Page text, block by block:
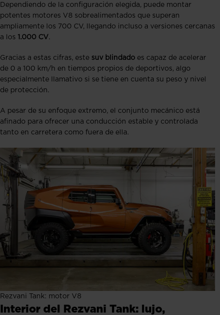
Dependiendo de la configuración elegida, puede montar
potentes motores V8 sobrealimentados que superan
ampliamente los 700 CV, llegando incluso a versiones cercanas
a los 1.000 CV.
Gracias a estas cifras, este suv blindado es capaz de acelerar
de 0 a 100 km/h en tiempos propios de deportivos, algo
especialmente llamativo si se tiene en cuenta su peso y nivel
de protección.
A pesar de su enfoque extremo, el conjunto mecánico está
afinado para ofrecer una conducción estable y controlada
tanto en carretera como fuera de ella.
Rezvani Tank: motor V8
Interior del Rezvani Tank: lujo,